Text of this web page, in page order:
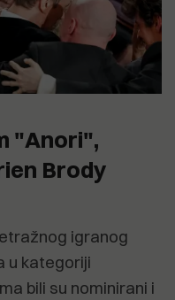
"Anori",
Brody
igranog
u kategoriji
bili su nominirani i